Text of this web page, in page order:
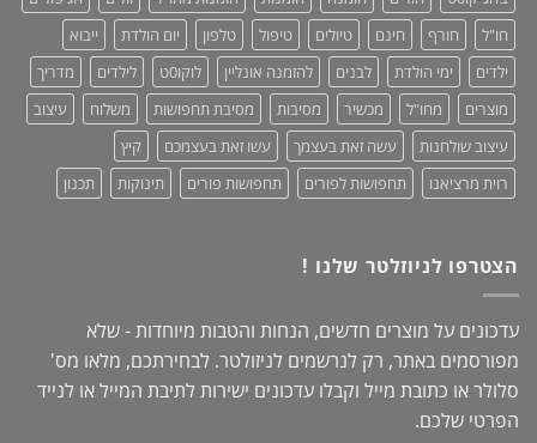
+
מחמאות!
חו"ל
חורף חינם טיולים טיפול טלפון יום הולדת
ייבוא
ילדים
ימי הולדת לבנים להזמנה אונליין לוקו0ט לילדים
מדריך
מוצרים
מחו"ל מכשיר מסיבות מסיבת תחפושות משלוח
עיצוב
עיצוב שולחנות
עשה זאת בעצמך עשו זאת בעצמכם
קיץ
רוית מרציאנו
תחפושות לפורים תחפושות פורים תינוקות תכנון
הצטרפו לניוזלטר שלנו !
עדכונים על מוצרים חדשים, הנחות והטבות מיוחדות - שלא
מפורסמים באתר, רק לנרשמים לניזולטר. לבחירתכם, מלאו מס'
סלולר או כתובת מייל וקבלו עדכונים ישירות לתיבת המייל או לנייד
הפרטי שלכם.